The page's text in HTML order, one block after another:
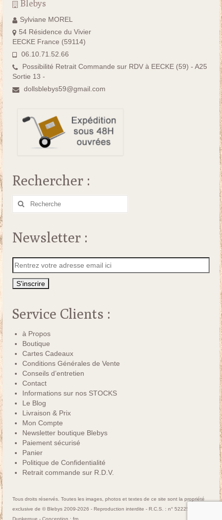
Blebys
Sylviane MOREL
54 Résidence du Vivier
EECKE France (59114)
06.10.71.52.66
Possibilité Retrait Commande sur RDV à EECKE (59) - A25
Sortie 13 -
dollsblebys59@gmail.com
Rechercher :
Rechercher
Newsletter :
Service Clients :
à Propos
Boutique
Cartes Cadeaux
Conditions Générales de Vente
Conseils d’entretien
Contact
Informations sur nos STOCKS
Le Blog
Livraison & Prix
Mon Compte
Newsletter boutique Blebys
Paiement sécurisé
Panier
Politique de Confidentialité
Retrait commande sur R.D.V.
Tous droits réservés. Toutes les images, photos et textes de ce site sont la propriété
exclusive de © Blebys 2009-2026 - Reproduction interdite - R.C.S. : n° 522250463